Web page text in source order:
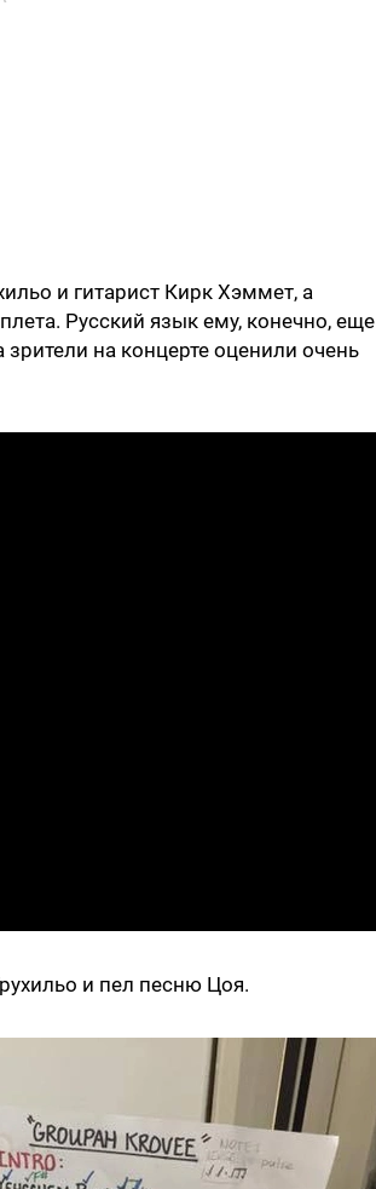
и гитарист Кирк Хэммет, а
Русский язык ему, конечно, еще
зрители на концерте оценили очень
и пел песню Цоя.